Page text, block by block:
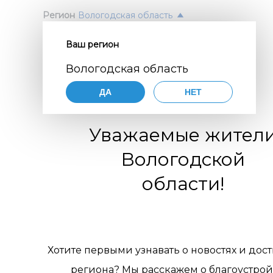
Регион Вологодская область
Ваш регион
Вологодская область
ДА НЕТ
Уважаемые
Вологодской
области!
Хотите первыми узнавать о новостях и
региона? Мы расскажем о
Нажимая
по
Цели
1.